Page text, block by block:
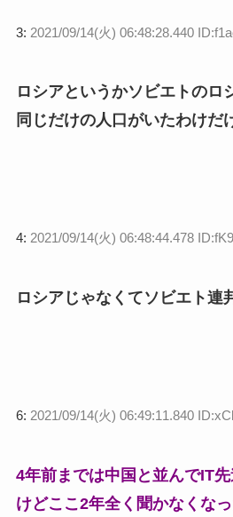
3: 2021/09/14(火) 06:48:28.440
ロシアというかソビエトのロ
同じだけの人口がいたわけだ
4: 2021/09/14(火) 06:48:44.478
ロシアじゃなくてソビエト連
6: 2021/09/14(火) 06:49:11.840
4年前までは中国と並んでIT
けどここ2年全く聞かなくな